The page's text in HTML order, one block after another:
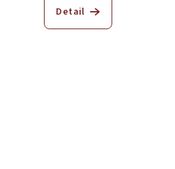
Detail